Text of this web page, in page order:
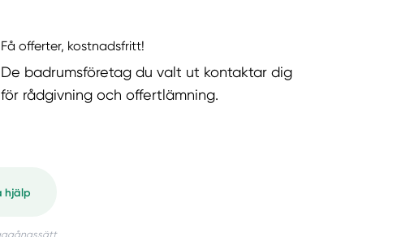
Få offerter, kostnadsfritt!
De badrumsföretag du valt ut kontaktar dig
för rådgivning och offertlämning.